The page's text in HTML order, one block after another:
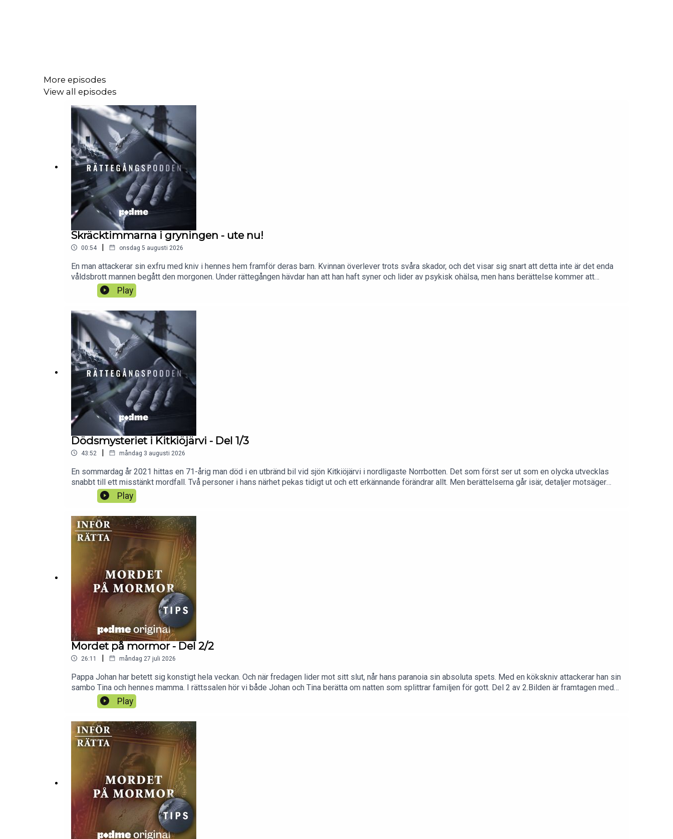
More episodes
View all episodes
Skräcktimmarna i gryningen - ute nu!
00:54 | onsdag 5 augusti 2026
En man attackerar sin exfru med kniv i hennes hem framför deras barn. Kvinnan överlever trots svåra skador, och det visar sig snart att detta inte är det enda
våldsbrott mannen begått den morgonen. Under rättegången hävdar han att han haft syner och lider av psykisk ohälsa, men hans berättelse kommer att
ifrågasättas när omständigheterna kring dåden granskas närmare.Nu finns en ny serie från Rättegångspodden ute! Lyssna på Skräcktimmarna i gryningen, på
Podme.Vill du höra nya serier från Rättegångspodden, exklusivt och helt utan reklam, så gör du det på Podme. Där släpps nämligen en helt ny serie varje
Play
Dödsmysteriet i Kitkiöjärvi - Del 1/3
43:52 | måndag 3 augusti 2026
En sommardag år 2021 hittas en 71-årig man död i en utbränd bil vid sjön Kitkiöjärvi i nordligaste Norrbotten. Det som först ser ut som en olycka utvecklas
snabbt till ett misstänkt mordfall. Två personer i hans närhet pekas tidigt ut och ett erkännande förändrar allt. Men berättelserna går isär, detaljer motsäger
varandra och sanningen blir allt svårare att få grepp om. Producent och programledare: Nils BergmanVill du höra nya serier från Rättegångspodden, exklusivt
och helt utan reklam, så gör du det på Podme. Där släpps nämligen en helt ny serie varje månad. Gå in på Podme.com och skaffa ett Premium-abonnemang
Play
Mordet på mormor - Del 2/2
26:11 | måndag 27 juli 2026
Pappa Johan har betett sig konstigt hela veckan. Och när fredagen lider mot sitt slut, når hans paranoia sin absoluta spets. Med en kökskniv attackerar han sin
sambo Tina och hennes mamma. I rättssalen hör vi både Johan och Tina berätta om natten som splittrar familjen för gott. Del 2 av 2.Bilden är framtagen med
hjälp av AI.Vill du höra nya serier från Rättegångspodden och Inför Rätta, exklusivt och helt utan reklam, så gör du det på Podme. Gå in på Podme.com och
skaffa ett Premium-abonnemang och börja lyssna på nya serier redan nu, de första 14 dagarna är gratis.
Play